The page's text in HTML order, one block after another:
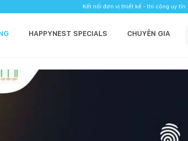
Kết nối đơn vị thiết kế - thi công uy tín.
HAPPYNEST SPECIALS CHUYÊN GIA